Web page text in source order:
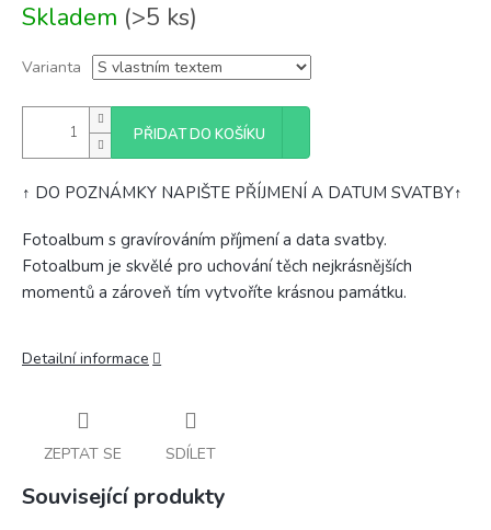
cena:
Skladem (>5 ks)
Varianta
PŘIDAT DO KOŠÍKU
↑ DO POZNÁMKY NAPIŠTE PŘÍJMENÍ A DATUM SVATBY↑
Fotoalbum s gravírováním příjmení a data svatby.
Fotoalbum je skvělé pro uchování těch nejkrásnějších
momentů a zároveň tím vytvoříte krásnou památku.
Detailní informace
ZEPTAT SE SDÍLET
Související produkty